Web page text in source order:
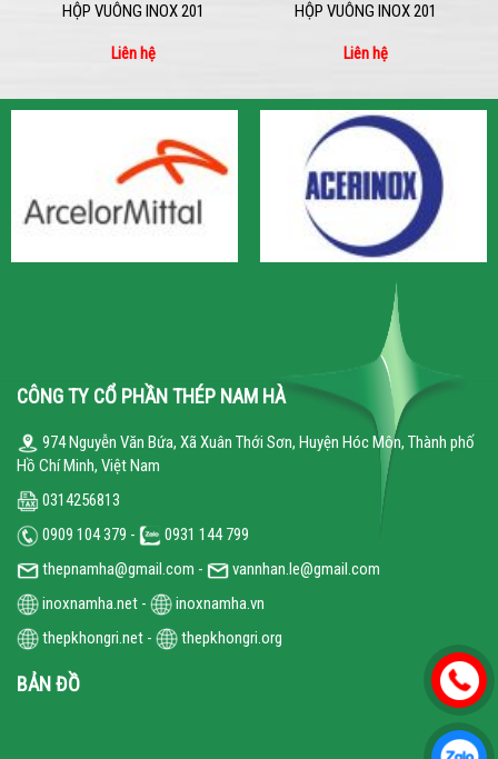
HỘP VUÔNG INOX 201
Liên hệ
HỘP VUÔNG INOX 201
Liên hệ
CÔNG TY CỔ PHẦN THÉP NAM HÀ
974 Nguyễn Văn Bứa, Xã Xuân Thới Sơn, Huyện Hóc Môn, Thành phố
Hồ Chí Minh, Việt Nam
0314256813
0909 104 379 -
0931 144 799
thepnamha@gmail.com -
vannhan.le@gmail.com
inoxnamha.net -
inoxnamha.vn
thepkhongri.net - thepkhongri.org
BẢN ĐỒ